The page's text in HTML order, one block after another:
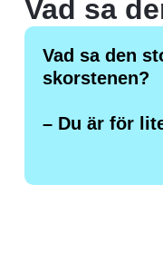
Vad sa den
skorstenen?
– Du är för